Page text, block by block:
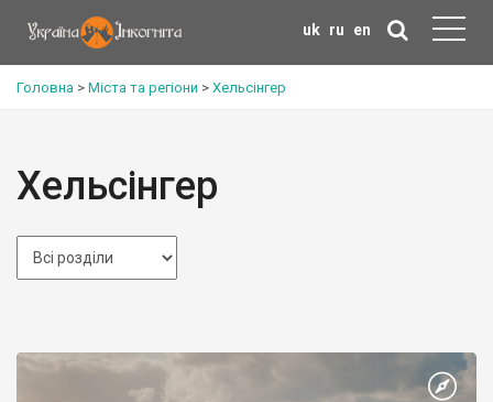
uk ru en
Головна > Міста та регіони > Хельсінгер
Хельсінгер